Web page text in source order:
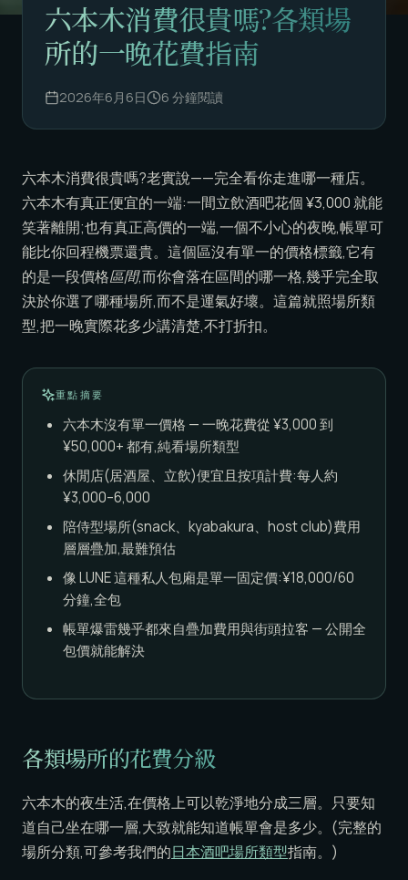
六本木消費很貴嗎?各類場
所的一晚花費指南
2026年6月6日 6 分鐘閱讀
六本木消費很貴嗎?老實說——完全看你走進哪一種店。
六本木有真正便宜的一端:一間立飲酒吧花個 ¥3,000 就能
笑著離開;也有真正高價的一端,一個不小心的夜晚,帳單可
能比你回程機票還貴。這個區沒有單一的價格標籤,它有
的是一段價格區間,而你會落在區間的哪一格,幾乎完全取
決於你選了哪種場所,而不是運氣好壞。這篇就照場所類
型,把一晚實際花多少講清楚,不打折扣。
重點摘要
六本木沒有單一價格 — 一晚花費從 ¥3,000 到
¥50,000+ 都有,純看場所類型
休閒店(居酒屋、立飲)便宜且按項計費:每人約
¥3,000–6,000
陪侍型場所(snack、kyabakura、host club)費用
層層疊加,最難預估
像 LUNE 這種私人包廂是單一固定價:¥18,000/60
分鐘,全包
帳單爆雷幾乎都來自疊加費用與街頭拉客 — 公開全
包價就能解決
各類場所的花費分級
六本木的夜生活,在價格上可以乾淨地分成三層。只要知
道自己坐在哪一層,大致就能知道帳單會是多少。(完整的
場所分類,可參考我們的日本酒吧場所類型指南。)